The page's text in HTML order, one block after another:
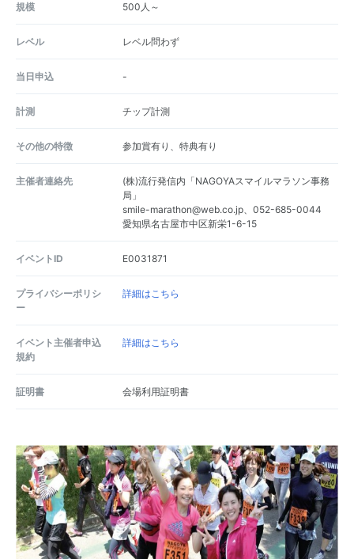
規模 500人～
レベル レベル問わず
当日申込 -
計測 チップ計測
その他の特徴 参加賞有り、特典有り
主催者連絡先
(株)流行発信内「NAGOYAスマイルマラソン事務
局」
smile-marathon@web.co.jp、052-685-0044
愛知県名古屋市中区新栄1-6-15
イベントID E0031871
プライバシーポリシ
ー
詳細はこちら
イベント主催者申込
規約
詳細はこちら
証明書 会場利用証明書